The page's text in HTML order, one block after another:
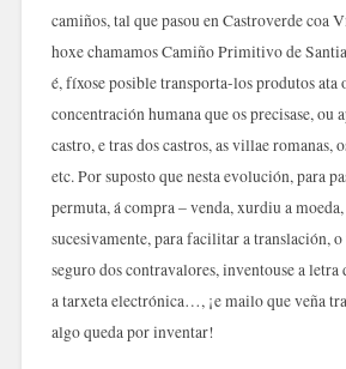
camiños, tal que pasou en Castroverde coa
hoxe chamamos Camiño Primitivo de
é, fíxose posible transporta-los produtos ata
concentración humana que os precisase, ou
castro, e tras dos castros, as villae romanas,
etc. Por suposto que nesta evolución, para
permuta, á compra – venda, xurdiu a moeda,
sucesivamente, para facilitar a translación,
seguro dos contravalores, inventouse a letra
a tarxeta electrónica…, ¡e mailo que veña
algo queda por inventar!